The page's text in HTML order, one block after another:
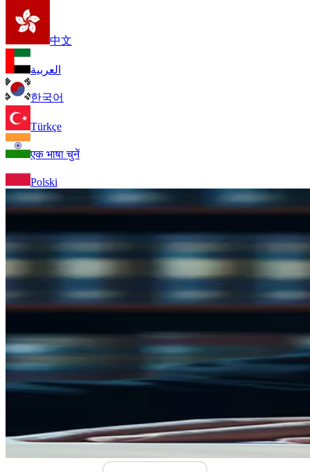
中文
العربية
한국어
Türkçe
एक भाषा चुनें
Polski